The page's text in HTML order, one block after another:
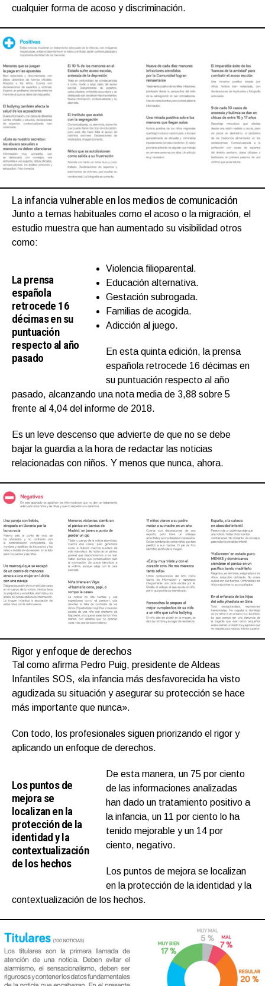
cualquier forma de acoso y discriminación.
La infancia vulnerable en los medios de comunicación
Junto a temas habituales como el acoso o la migración, el
estudio muestra que han aumentado su visibilidad otros
como:
La prensa
española
retrocede 16
décimas en su
puntuación
respecto al año
pasado
Violencia filioparental.
Educación alternativa.
Gestación subrogada.
Familias de acogida.
Adicción al juego.
En esta quinta edición, la prensa
española retrocede 16 décimas en
su puntuación respecto al año
pasado, alcanzando una nota media de 3,88 sobre 5
frente al 4,04 del informe de 2018.
Es un leve descenso que advierte de que no se debe
bajar la guardia a la hora de redactar las noticias
relacionadas con niños. Y menos que nunca, ahora.
Rigor y enfoque de derechos
Tal como afirma Pedro Puig, presidente de Aldeas
Infantiles SOS, «la infancia más desfavorecida ha visto
agudizada su situación y asegurar su protección se hace
más importante que nunca».
Con todo, los profesionales siguen priorizando el rigor y
aplicando un enfoque de derechos.
Los puntos de
mejora se
localizan en la
protección de la
identidad y la
contextualización
de los hechos
De esta manera, un 75 por ciento
de las informaciones analizadas
han dado un tratamiento positivo a
la infancia, un 11 por ciento lo ha
tenido mejorable y un 14 por
ciento, negativo.
Los puntos de mejora se localizan
en la protección de la identidad y la
contextualización de los hechos.